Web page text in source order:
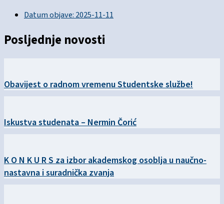
Datum objave:2025-11-11
Posljednje novosti
Obavijest o radnom vremenu Studentske službe!
Iskustva studenata – Nermin Čorić
K O N K U R S za izbor akademskog osoblja u naučno-
nastavna i suradnička zvanja